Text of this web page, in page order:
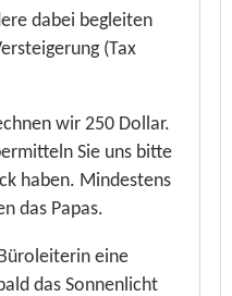
dabei begleiten
(Tax
wir 250 Dollar.
Sie uns bitte
haben. Mindestens
das Papas.
eine
das Sonnenlicht